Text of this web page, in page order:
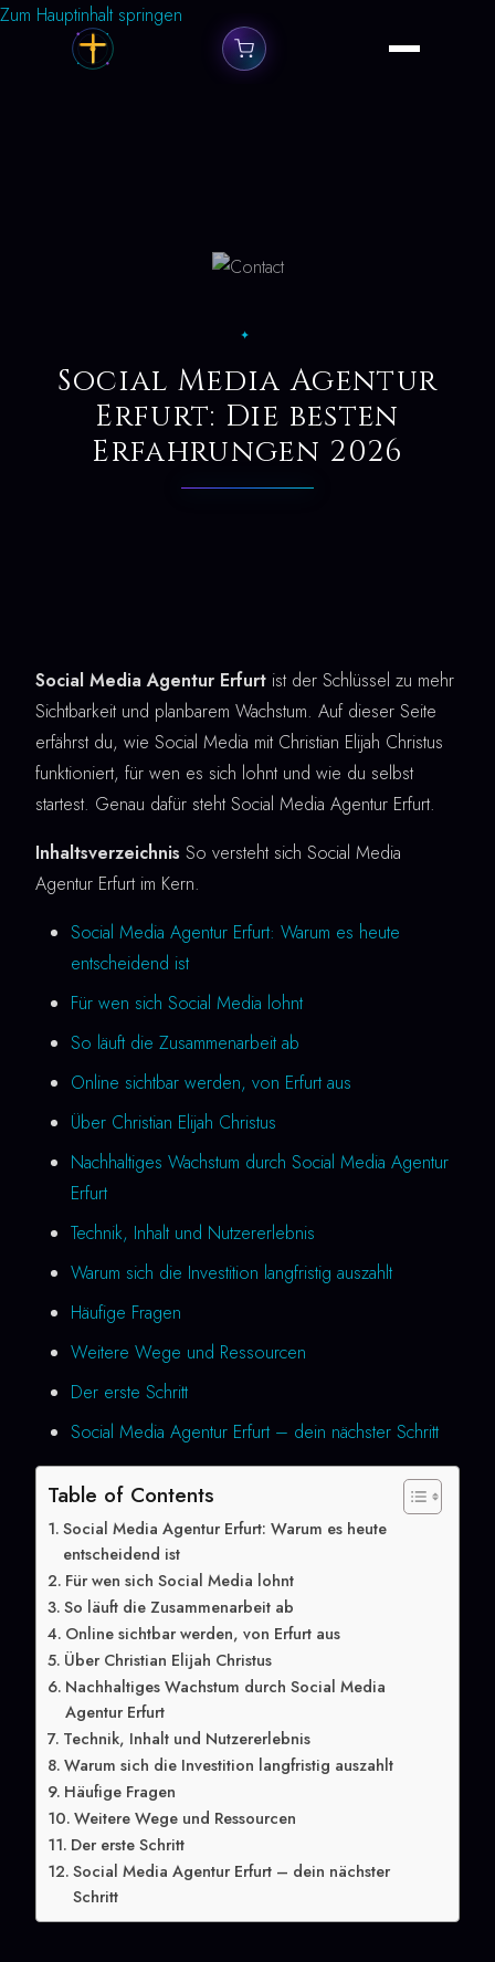
Zum Hauptinhalt springen
✦
Social Media Agentur
Erfurt: Die besten
Erfahrungen 2026
Social Media Agentur Erfurt ist der Schlüssel zu mehr
Sichtbarkeit und planbarem Wachstum. Auf dieser Seite
erfährst du, wie Social Media mit Christian Elijah Christus
funktioniert, für wen es sich lohnt und wie du selbst
startest. Genau dafür steht Social Media Agentur Erfurt.
Inhaltsverzeichnis So versteht sich Social Media
Agentur Erfurt im Kern.
Social Media Agentur Erfurt: Warum es heute
entscheidend ist
Für wen sich Social Media lohnt
So läuft die Zusammenarbeit ab
Online sichtbar werden, von Erfurt aus
Über Christian Elijah Christus
Nachhaltiges Wachstum durch Social Media Agentur
Erfurt
Technik, Inhalt und Nutzererlebnis
Warum sich die Investition langfristig auszahlt
Häufige Fragen
Weitere Wege und Ressourcen
Der erste Schritt
Social Media Agentur Erfurt – dein nächster Schritt
Table of Contents
Social Media Agentur Erfurt: Warum es heute
entscheidend ist
Für wen sich Social Media lohnt
So läuft die Zusammenarbeit ab
Online sichtbar werden, von Erfurt aus
Über Christian Elijah Christus
Nachhaltiges Wachstum durch Social Media
Agentur Erfurt
Technik, Inhalt und Nutzererlebnis
Warum sich die Investition langfristig auszahlt
Häufige Fragen
Weitere Wege und Ressourcen
Der erste Schritt
Social Media Agentur Erfurt – dein nächster
Schritt